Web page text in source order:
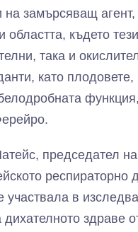
замърсяващ
където
така и
като
председател
респираторно
в
здраве